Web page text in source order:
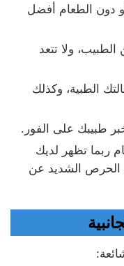
دون الطعام أفضل
ولا تتعد
الطبية، وكذلك
طبيبك على الفور.
ربما تظهر لديك
الحرص الشديد عن